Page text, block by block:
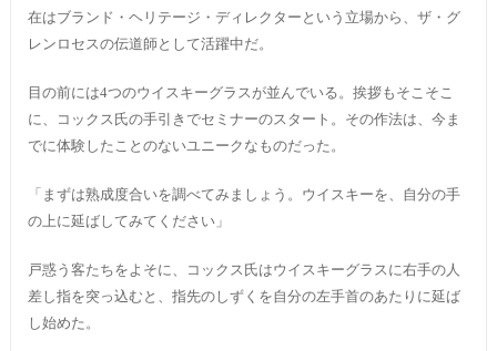
在はブランド・ヘリテージ・ディレクターという立場から、ザ・グ
レンロセスの伝道師として活躍中だ。
目の前には4つのウイスキーグラスが並んでいる。挨拶もそこそこ
に、コックス氏の手引きでセミナーのスタート。その作法は、今ま
でに体験したことのないユニークなものだった。
「まずは熟成度合いを調べてみましょう。ウイスキーを、自分の手
の上に延ばしてみてください」
戸惑う客たちをよそに、コックス氏はウイスキーグラスに右手の人
差し指を突っ込むと、指先のしずくを自分の左手首のあたりに延ば
し始めた。